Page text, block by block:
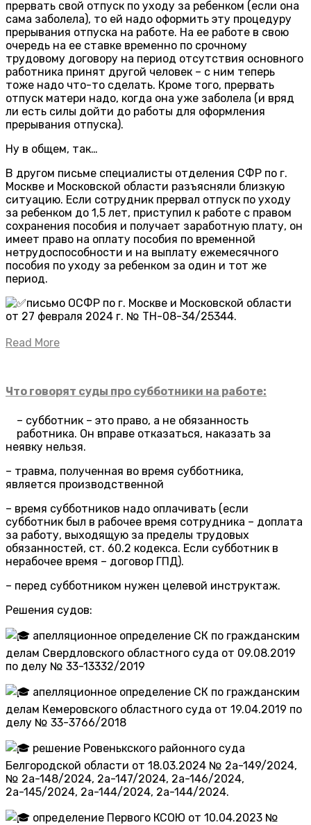
прервать свой отпуск по уходу за ребенком (если она
сама заболела), то ей надо оформить эту процедуру
прерывания отпуска на работе. На ее работе в свою
очередь на ее ставке временно по срочному
трудовому договору на период отсутствия основного
работника принят другой человек – с ним теперь
тоже надо что-то сделать. Кроме того, прервать
отпуск матери надо, когда она уже заболела (и вряд
ли есть силы дойти до работы для оформления
прерывания отпуска).
Ну в общем, так…
В другом письме специалисты отделения СФР по г.
Москве и Московской области разъясняли близкую
ситуацию. Если сотрудник прервал отпуск по уходу
за ребенком до 1,5 лет, приступил к работе с правом
сохранения пособия и получает заработную плату, он
имеет право на оплату пособия по временной
нетрудоспособности и на выплату ежемесячного
пособия по уходу за ребенком за один и тот же
период.
письмо ОСФР по г. Москве и Московской области
от 27 февраля 2024 г. № ТН-08-34/25344.
Read More
Что говорят суды про субботники на работе:
– субботник – это право, а не обязанность
работника. Он вправе отказаться, наказать за
неявку нельзя.
– травма, полученная во время субботника,
является производственной
– время субботников надо оплачивать (если
субботник был в рабочее время сотрудника – доплата
за работу, выходящую за пределы трудовых
обязанностей, ст. 60.2 кодекса. Если субботник в
нерабочее время – договор ГПД).
– перед субботником нужен целевой инструктаж.
Решения судов:
апелляционное определение СК по гражданским
делам Свердловского областного суда от 09.08.2019
по делу № 33-13332/2019
апелляционное определение СК по гражданским
делам Кемеровского областного суда от 19.04.2019 по
делу № 33-3766/2018
решение Ровенькского районного суда
Белгородской области от 18.03.2024 № 2а-149/2024,
№ 2а-148/2024, 2а-147/2024, 2а-146/2024,
2а-145/2024, 2а-144/2024, 2а-144/2024.
определение Первого КСОЮ от 10.04.2023 №